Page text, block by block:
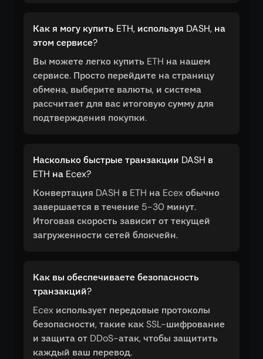
Как я могу купить ETH, используя DASH, на
этом сервисе?
Вы можете легко купить ETH на нашем
сервисе. Просто перейдите на страницу
обмена, выберите валюты, и система
рассчитает для вас итоговую сумму для
подтверждения покупки.
Насколько быстрые транзакции DASH в
ETH на Ecex?
Конвертация DASH в ETH на Ecex обычно
завершается в течение 5-30 минут.
Итоговая скорость зависит от текущей
загруженности сетей блокчейн.
Как вы обеспечиваете безопасность
транзакций?
Ecex использует передовые протоколы
безопасности, такие как SSL-шифрование
и защита от DDoS-атак, чтобы защитить
каждый ваш перевод.